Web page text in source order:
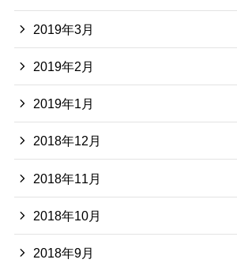
2019年3月
2019年2月
2019年1月
2018年12月
2018年11月
2018年10月
2018年9月